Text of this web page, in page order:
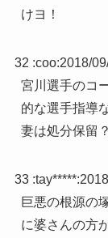
けヨ！
32 :coo:2018/
宮川選手のコ
的な選手指導
妻は処分保留
33 :tay*****:
巨悪の根源の
に婆さんの方